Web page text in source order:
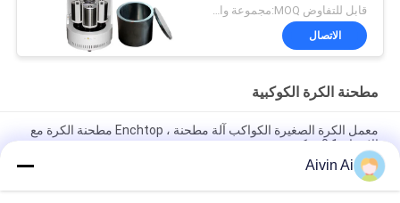
الاتصال
مطحنة الكرة الكوكبية
معمل الكرة الصغيرة الكواكب آلة مطحنة ، Enchtop مطحنة الكرة مع
الإخراج 0.1 ميكرون
الإخراج 0.1 ميكرون 220 فولت امدادات الطاقة
Aivin Ai